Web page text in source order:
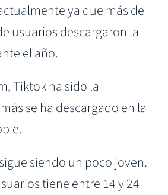
ya que más de
usuarios descargaron la
el año.
Tiktok ha sido la
se ha descargado en la
siendo un poco joven.
tiene entre 14 y 24